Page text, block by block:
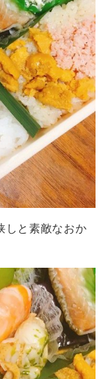
しと素敵なおか